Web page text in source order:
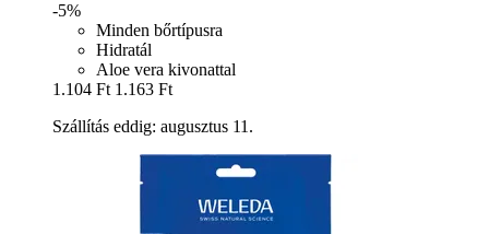
-5%
Minden bőrtípusra
Hidratál
Aloe vera kivonattal
1.104 Ft 1.163 Ft
Szállítás eddig: augusztus 11.